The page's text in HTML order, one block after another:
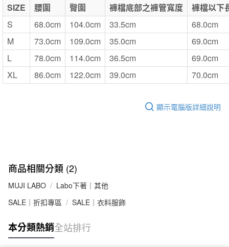
SIZE 腰圍 臀圍 褲檔底部之褲管寬度
褲檔以下
S
68.0cm 104.0cm 33.5cm
68.0cm
M
73.0cm 109.0cm 35.0cm
69.0cm
L
78.0cm 114.0cm 36.5cm
69.0cm
XL
86.0cm 122.0cm 39.0cm 70.0cm
顯示電腦版詳細說明
商品相關分類 (2)
MUJI LABO
Labo下著｜其他
SALE｜折扣專區
SALE｜衣料服飾
本分類熱銷全站排行